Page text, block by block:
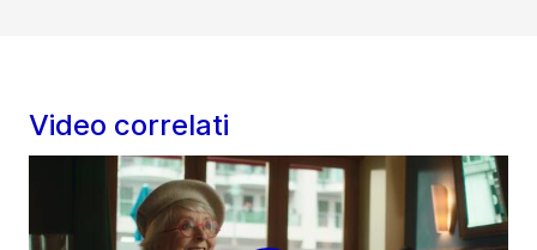
Video correlati